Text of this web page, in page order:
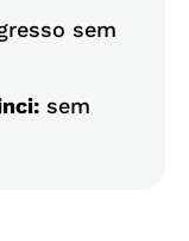
sem
sem